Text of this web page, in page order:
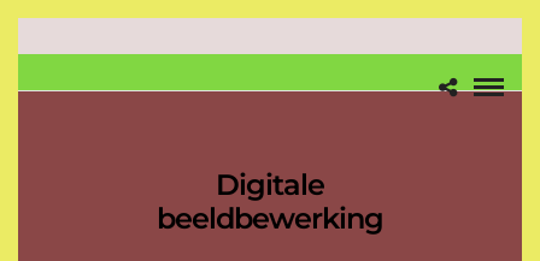
Digitale
beeldbewerking